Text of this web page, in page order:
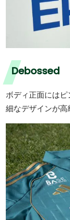
Debossed
ボディ正面には
細なデザインが